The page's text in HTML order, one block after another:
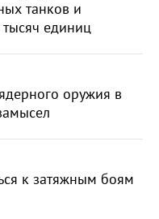
танков и
единиц
оружия в
к затяжным боям